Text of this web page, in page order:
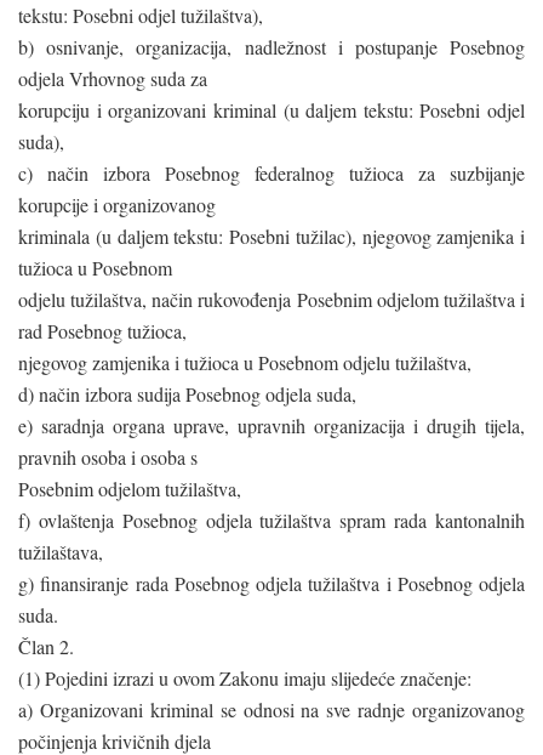
tekstu: Posebni odjel tužilaštva),
b) osnivanje, organizacija, nadležnost i postupanje Posebnog
odjela Vrhovnog suda za
korupciju i organizovani kriminal (u daljem tekstu: Posebni odjel
suda),
c) način izbora Posebnog federalnog tužioca za suzbijanje
korupcije i organizovanog
kriminala (u daljem tekstu: Posebni tužilac), njegovog zamjenika i
tužioca u Posebnom
odjelu tužilaštva, način rukovođenja Posebnim odjelom tužilaštva i
rad Posebnog tužioca,
njegovog zamjenika i tužioca u Posebnom odjelu tužilaštva,
d) način izbora sudija Posebnog odjela suda,
e) saradnja organa uprave, upravnih organizacija i drugih tijela,
pravnih osoba i osoba s
Posebnim odjelom tužilaštva,
f) ovlaštenja Posebnog odjela tužilaštva spram rada kantonalnih
tužilaštava,
g) finansiranje rada Posebnog odjela tužilaštva i Posebnog odjela
suda.
Član 2.
(1) Pojedini izrazi u ovom Zakonu imaju slijedeće značenje:
a) Organizovani kriminal se odnosi na sve radnje organizovanog
počinjenja krivičnih djela